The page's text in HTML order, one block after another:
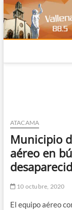
Saltar
al
contenido
ATACAMA
Municipio
aéreo en
10 octubre, 2020
El equipo aéreo